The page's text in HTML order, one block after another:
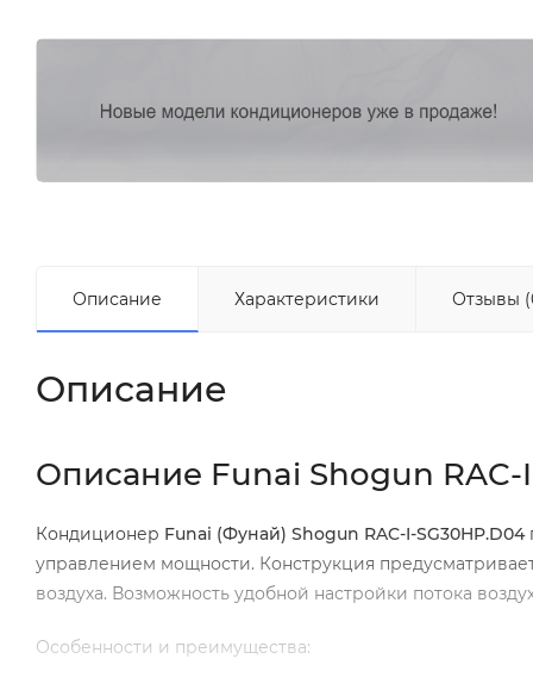
Описание Характеристики Отзывы
Описание
Описание Funai Shogun RAC-
Кондиционер Funai (Фунай) Shogun RAC-I-SG30HP.D04
управлением мощности. Конструкция
воздуха. Возможность удобной настройки потока
Особенности и преимущества: